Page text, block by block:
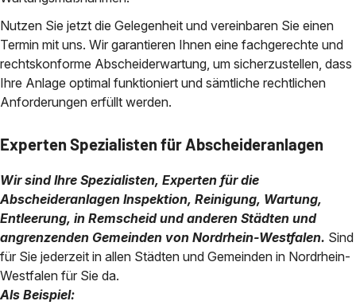
Nutzen Sie jetzt die Gelegenheit und vereinbaren Sie einen
Termin mit uns. Wir garantieren Ihnen eine fachgerechte und
rechtskonforme Abscheiderwartung, um sicherzustellen, dass
Ihre Anlage optimal funktioniert und sämtliche rechtlichen
Anforderungen erfüllt werden.
Experten Spezialisten für Abscheideranlagen
Wir sind Ihre Spezialisten, Experten für die
Abscheideranlagen Inspektion, Reinigung, Wartung,
Entleerung, in Remscheid und anderen Städten und
angrenzenden Gemeinden von Nordrhein-Westfalen. Sind
für Sie jederzeit in allen Städten und Gemeinden in Nordrhein-
Westfalen für Sie da.
Als Beispiel: